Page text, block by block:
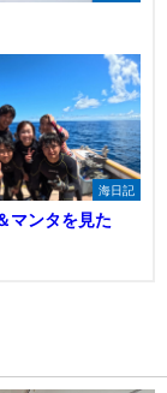
海日記
マンタを見た